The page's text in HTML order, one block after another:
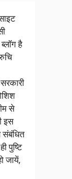
है
से
इस
संबंधित
पुष्टि
जायें,